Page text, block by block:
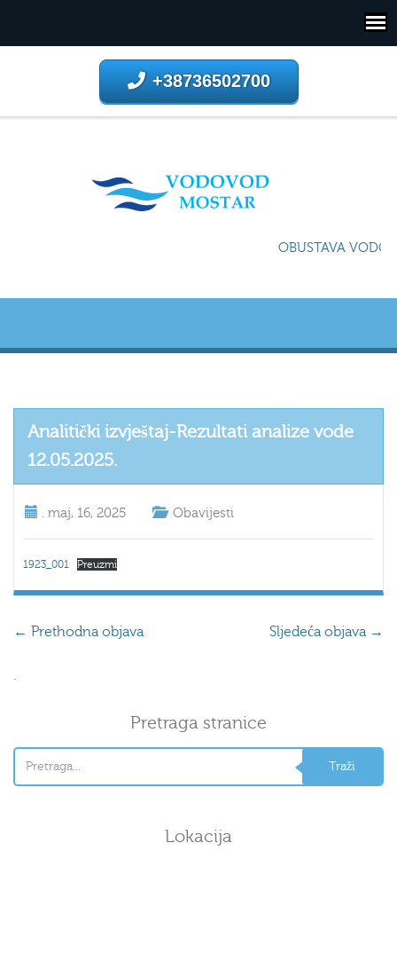
+38736502700
OBUSTAVA
Analitički izvještaj-Rezultati analize vode
12.05.2025.
. maj, 16, 2025 Obavijesti
1923_001 Preuzmi
← Prethodna objava Sljedeća objava →
.
Pretraga stranice
Lokacija